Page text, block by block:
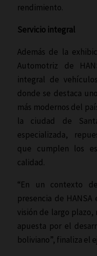
rendimiento.
Servicio integral
Además de la
Automotriz de
integral de
donde se destaca
más modernos del
la ciudad de
especializada,
que cumplen los
calidad.
“En un contexto
presencia de
visión de largo
apuesta por el
boliviano”, finaliza el